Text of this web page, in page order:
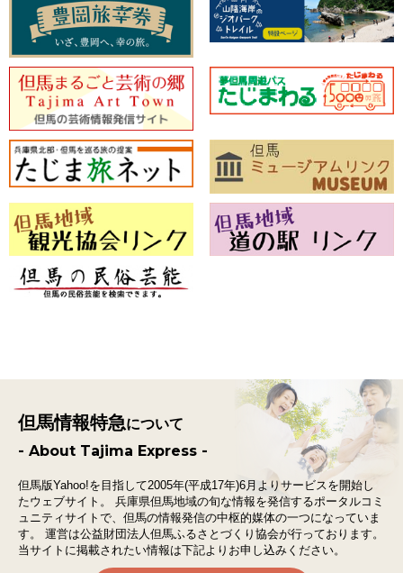
但馬情報特急について
- About Tajima Express -
但馬版Yahoo!を目指して2005年(平成17年)6月よりサービスを開始し
たウェブサイト。
兵庫県但馬地域の旬な情報を発信するポータルコミ
ュニティサイトで、 但馬の情報発信の中枢的媒体の一つになっていま
す。
運営は公益財団法人但馬ふるさとづくり協会が行っております。
当サイトに掲載されたい情報は下記よりお申し込みください。